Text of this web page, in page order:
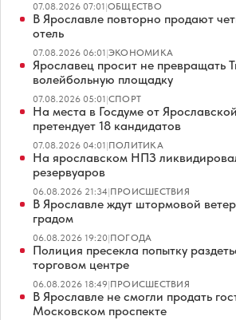
07.08.2026 07:01|ОБЩЕСТВО
В Ярославле повторно продают
отель
07.08.2026 06:01|ЭКОНОМИКА
Ярославец просит не превращать
волейбольную площадку
07.08.2026 05:01|СПОРТ
На места в Госдуме от
претендует 18 кандидатов
07.08.2026 04:01|ПОЛИТИКА
На ярославском НПЗ
резервуаров
06.08.2026 21:34|ПРОИСШЕСТВИЯ
В Ярославле ждут штормовой
градом
06.08.2026 19:20|ПОГОДА
Полиция пресекла попытку
торговом центре
06.08.2026 18:49|ПРОИСШЕСТВИЯ
В Ярославле не смогли продать
Московском проспекте